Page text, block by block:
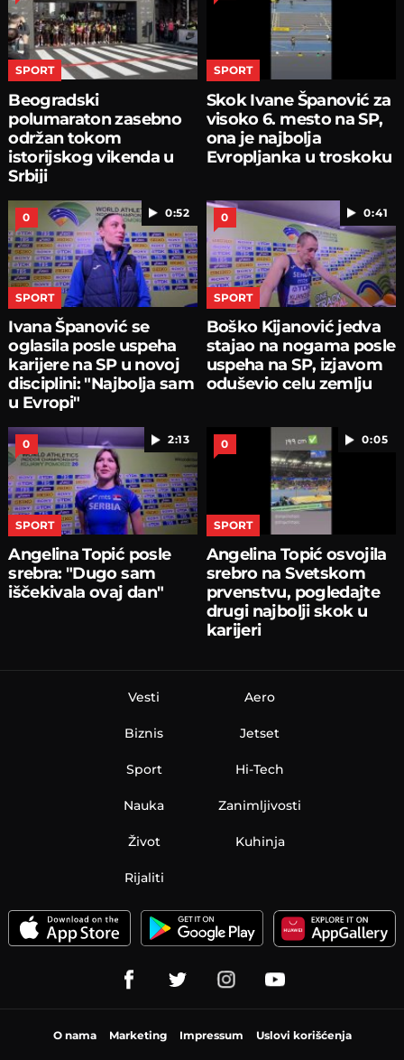
SPORT
Beogradski
polumaraton zasebno
održan tokom
istorijskog vikenda u
Srbiji
SPORT
Skok Ivane Španović za
visoko 6. mesto na SP,
ona je najbolja
Evropljanka u troskoku
0:52
0
SPORT
Ivana Španović se
oglasila posle uspeha
karijere na SP u novoj
disciplini: "Najbolja sam
u Evropi"
0:41
0
SPORT
Boško Kijanović jedva
stajao na nogama posle
uspeha na SP, izjavom
oduševio celu zemlju
2:13
0
SPORT
Angelina Topić posle
srebra: "Dugo sam
iščekivala ovaj dan"
0:05
0
SPORT
Angelina Topić osvojila
srebro na Svetskom
prvenstvu, pogledajte
drugi najbolji skok u
karijeri
Vesti
Biznis
Sport
Nauka
Aero
Jetset
Hi-Tech
Zanimljivosti
Život Kuhinja
Rijaliti
O nama Marketing Impressum Uslovi korišćenja